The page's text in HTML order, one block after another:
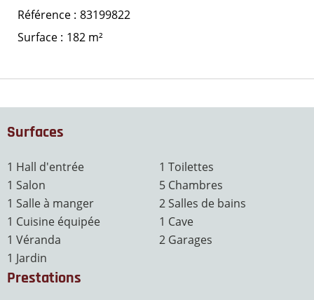
Référence 83199822
Surface
182 m²
Surfaces
1 Hall d'entrée
1 Salon
1 Salle à manger
1 Cuisine équipée
1 Véranda
1 Jardin
1 Toilettes
5 Chambres
2 Salles de bains
1 Cave
2 Garages
Prestations